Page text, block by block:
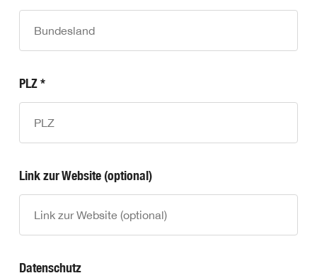
PLZ *
Link zur Website (optional)
Datenschutz